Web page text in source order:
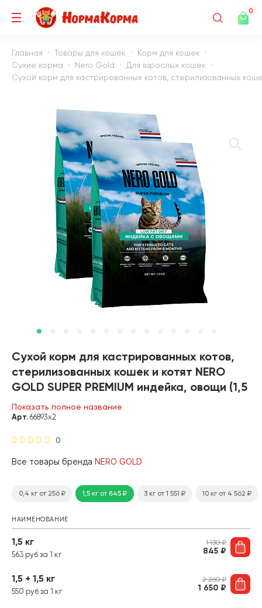
0
Главная Товары для кошек
Корм для кошек
Сухие корма
Nero Gold
Для взрослых кошек
Сухой корм для кастрированных котов, стерилизованных
Сухой корм для кастрированных котов,
стерилизованных кошек и котят NERO
GOLD SUPER PREMIUM индейка, овощи (1,5
+ 1,5 кг)
Показать полное название
0
Арт. 66893х2
Все товары бренда NERO GOLD
0,4 кг от 256 ₽ 1,5 кг от 845₽ 3 кг от 1 551 ₽ 10 кг от 4 562 ₽
НАИМЕНОВАНИЕ
1,5 кг
563 руб за 1 кг
1 130₽
845 ₽
1,5 + 1,5 кг
550 руб за 1 кг
2 260₽
1 650 ₽